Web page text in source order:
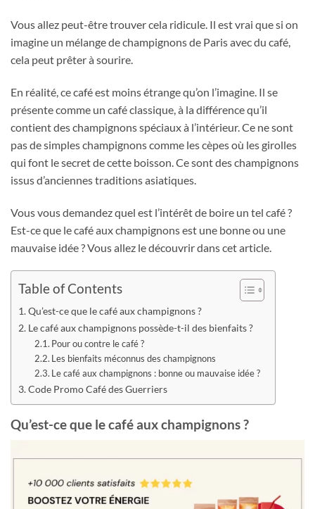
Vous allez peut-être trouver cela ridicule. Il est vrai que si on
imagine un mélange de champignons de Paris avec du café,
cela peut prêter à sourire.
En réalité, ce café est moins étrange qu’on l’imagine. Il se
présente comme un café classique, à la différence qu’il
contient des champignons spéciaux à l’intérieur. Ce ne sont
pas de simples champignons comme les cèpes où les girolles
qui font le secret de cette boisson. Ce sont des champignons
issus d’anciennes traditions asiatiques.
Vous vous demandez quel est l’intérêt de boire un tel café ?
Est-ce que le café aux champignons est une bonne ou une
mauvaise idée ? Vous allez le découvrir dans cet article.
Table of Contents
Qu’est-ce que le café aux champignons ?
Le café aux champignons possède-t-il des bienfaits ?
Pour ou contre le café ?
Les bienfaits méconnus des champignons
Le café aux champignons : bonne ou mauvaise idée ?
Code Promo Café des Guerriers
Qu’est-ce que le café aux champignons ?